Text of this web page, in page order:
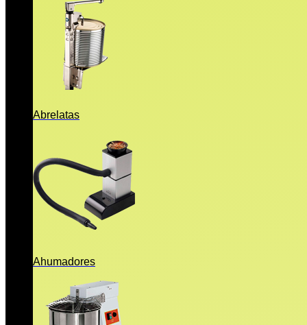
Abrelatas
Ahumadores